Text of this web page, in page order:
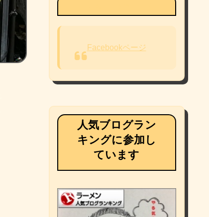
Facebookページ
人気ブログラン
キングに参加し
ています